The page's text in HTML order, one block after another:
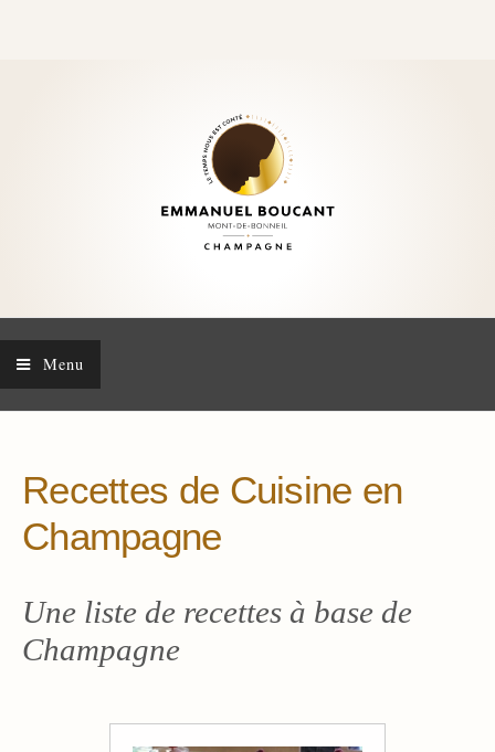
Menu
Recettes de Cuisine en
Champagne
Une liste de recettes à base de
Champagne